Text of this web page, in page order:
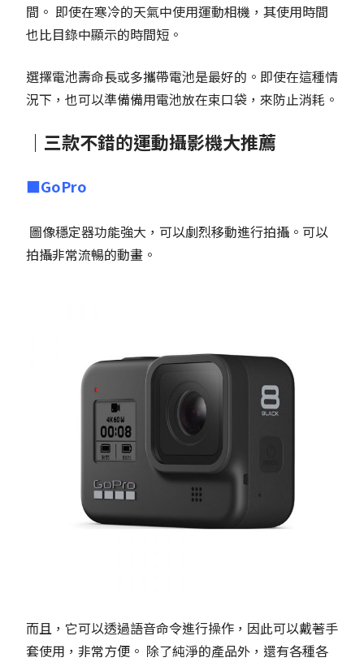
間。 即使在寒冷的天氣中使用運動相機，其使用時間
也比目錄中顯示的時間短。
選擇電池壽命長或多攜帶電池是最好的。即使在這種情
況下，也可以準備備用電池放在束口袋，來防止消耗。
｜三款不錯的運動攝影機大推薦
■GoPro
圖像穩定器功能強大，可以劇烈移動進行拍攝。可以
拍攝非常流暢的動畫。
而且，它可以透過語音命令進行操作，因此可以戴著手
套使用，非常方便。 除了純淨的產品外，還有各種各